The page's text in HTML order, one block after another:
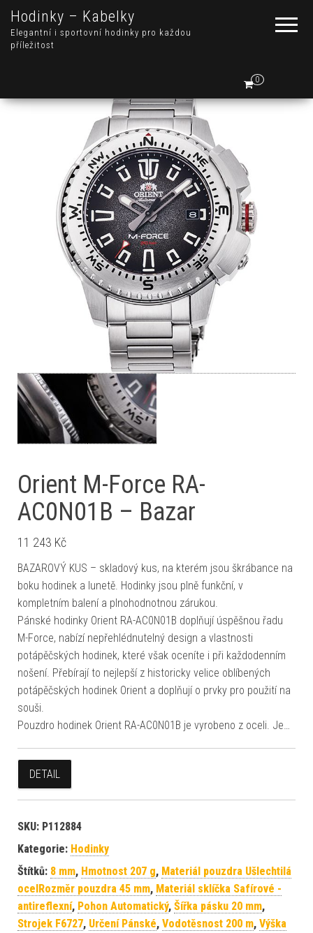
Hodinky – Kabelky
Elegantní i sportovní hodinky pro každou
příležitost
0
Orient M-Force RA-
AC0N01B – Bazar
11 243 Kč
BAZAROVÝ KUS – skladový kus, na kterém jsou škrábance na
boku hodinek a lunetě. Hodinky jsou plně funkční, v
kompletním balení a plnohodnotnou zárukou.
Pánské hodinky Orient RA-AC0N01B doplňují úspěšnou řadu
M-Force, nabízí nepřehlédnutelný design a vlastnosti
potápěčských hodinek, které však oceníte i při každodenním
nošení. Přebírají to nejlepší z historicky velice oblíbených
potápěčských hodinek Orient a doplňují o prvky pro použití na
souši.
Pouzdro hodinek Orient RA-AC0N01B je vyrobeno z oceli. Je…
DETAIL
SKU: P112884
Kategorie: Hodinky
Štítků: 8 mm, Hmotnost 207 g, Materiál pouzdra Ušlechtilá
ocelRozměr pouzdra 45 mm, Materiál sklíčka Safírové -
antireflexní, Pohon Automatický, Šířka pásku 20 mm,
Strojek F6727, Určení Pánské, Vodotěsnost 200 m, Výška